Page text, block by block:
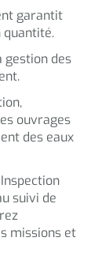
garantit
quantité.
des
ouvrages
des eaux
suivi de
missions et